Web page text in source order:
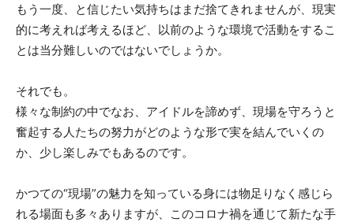
もう一度、と信じたい気持ちはまだ捨てきれませんが、現実
的に考えれば考えるほど、以前のような環境で活動をするこ
とは当分難しいのではないでしょうか。
それでも。
様々な制約の中でなお、アイドルを諦めず、現場を守ろうと
奮起する人たちの努力がどのような形で実を結んでいくの
か、少し楽しみでもあるのです。
かつての“現場”の魅力を知っている身には物足りなく感じら
れる場面も多々ありますが、このコロナ禍を通じて新たな手